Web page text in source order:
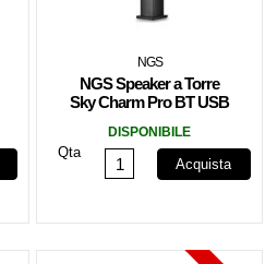
NGS
NGS Speaker a Torre
Sky Charm Pro BT USB
DISPONIBILE
Qta
Acquista